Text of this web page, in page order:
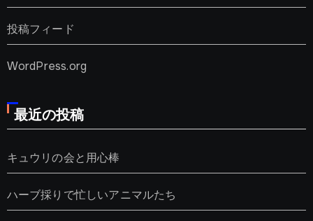
投稿フィード
WordPress.org
最近の投稿
キュウリの会と用心棒
ハーブ採りで忙しいアニマルたち